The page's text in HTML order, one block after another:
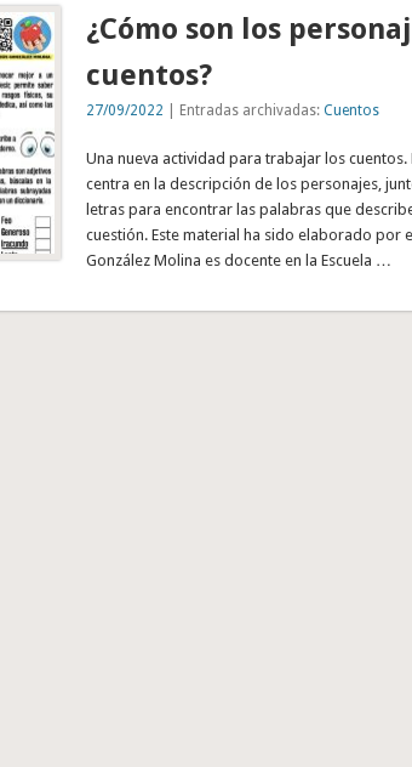
¿Cómo son los
cuentos?
27/09/2022 | Entradas archivadas: Cuentos
Una nueva actividad para trabajar los cuentos.
centra en la descripción de los personajes,
letras para encontrar las palabras que
cuestión. Este material ha sido elaborado por
González Molina es docente en la Escuela …